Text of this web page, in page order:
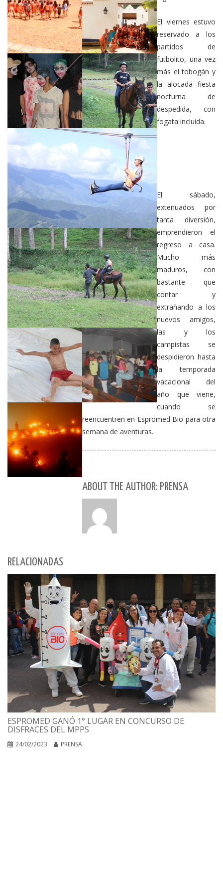
El viernes estuvo
reservado a los
partidos de
futbolito, una vez
más el tobogán y
la alocada fiesta
nocturna de
despedida, con
fogata incluida.
El sábado,
extenuados por
tanta diversión,
emprendieron el
regreso a casa.
Mucho más
maduros, con
bastante que
contar y
extrañando a los
nuevos amigos,
las y los
campistas se
despidieron hasta
la temporada
vacacional del
año que viene,
cuando se
reencuentren en Espromed Bio para otra
semana de aventuras.
ABOUT THE AUTHOR: PRENSA
RELACIONADAS
ESPROMED GANÓ 1° LUGAR EN CONCURSO DE
DISFRACES DEL MPPS
24/02/2023 PRENSA